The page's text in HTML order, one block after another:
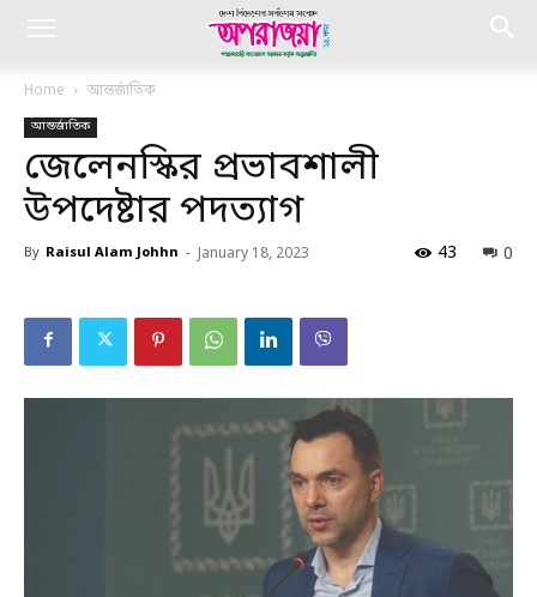
Home আন্তর্জাতিক
আন্তর্জাতিক
জেলেনস্কির প্রভাবশালী
উপদেষ্টার পদত্যাগ
By Raisul Alam Johhn - January 18, 2023 0
43